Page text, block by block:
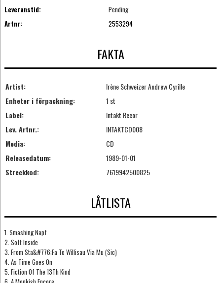
Leveranstid:
Pending
Artnr:
2553294
FAKTA
Artist:
Irène Schweizer Andrew Cyrille
Enheter i förpackning:
1 st
Label:
Intakt Recor
Lev. Artnr.:
INTAKTCD008
Media:
CD
Releasedatum:
1989-01-01
Streckkod:
7619942500825
LÅTLISTA
1. Smashing Napf
2. Soft Inside
3. From Sta&#776;Fa To Willisau Via Mu (Sic)
4. As Time Goes On
5. Fiction Of The 13Th Kind